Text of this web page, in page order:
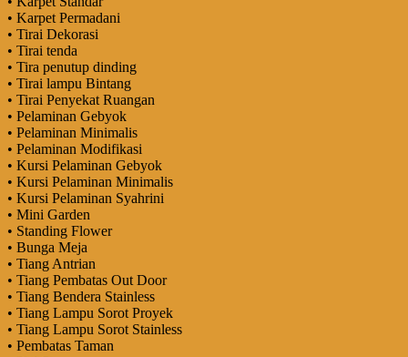
• Karpet Permadani
• Tirai Dekorasi
• Tirai tenda
• Tira penutup dinding
• Tirai lampu Bintang
• Tirai Penyekat Ruangan
• Pelaminan Gebyok
• Pelaminan Minimalis
• Pelaminan Modifikasi
• Kursi Pelaminan Gebyok
• Kursi Pelaminan Minimalis
• Kursi Pelaminan Syahrini
• Mini Garden
• Standing Flower
• Bunga Meja
• Tiang Antrian
• Tiang Pembatas Out Door
• Tiang Bendera Stainless
• Tiang Lampu Sorot Proyek
• Tiang Lampu Sorot Stainless
• Pembatas Taman